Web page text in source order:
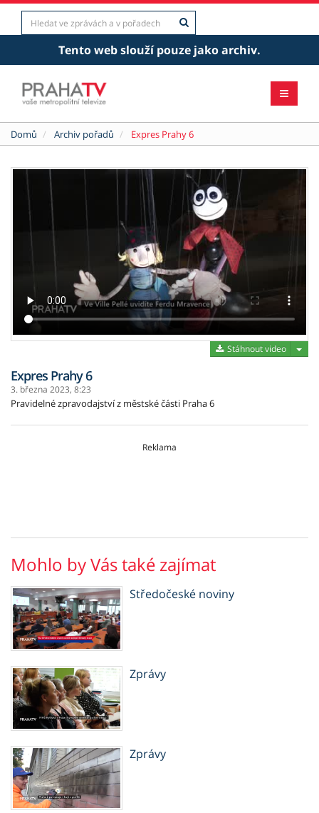
Tento web slouží pouze jako archiv.
Domů Archiv pořadů Expres Prahy 6
Stáhnout video
Expres Prahy 6
3. března 2023, 8:23
Pravidelné zpravodajství z městské části Praha 6
Reklama
Mohlo by Vás také zajímat
Středočeské noviny
Zprávy
Zprávy